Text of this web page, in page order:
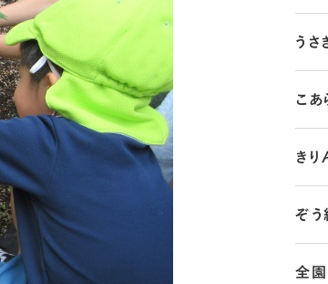
うさ
こあ
きり
ぞう
全園